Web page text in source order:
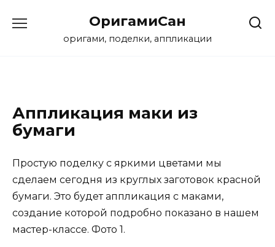
содержанию
ОригамиСан
оригами, поделки, аппликации
Аппликация маки из
бумаги
Простую поделку с яркими цветами мы
сделаем сегодня из круглых заготовок красной
бумаги. Это будет аппликация с маками,
создание которой подробно показано в нашем
мастер-классе. Фото 1.